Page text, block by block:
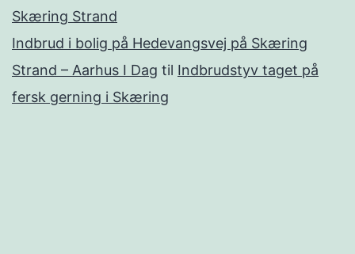
Skæring Strand
Indbrud i bolig på Hedevangsvej på Skæring
Strand – Aarhus I Dag til Indbrudstyv taget på
fersk gerning i Skæring